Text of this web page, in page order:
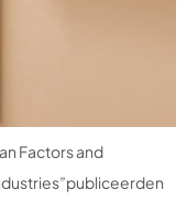
Factors and